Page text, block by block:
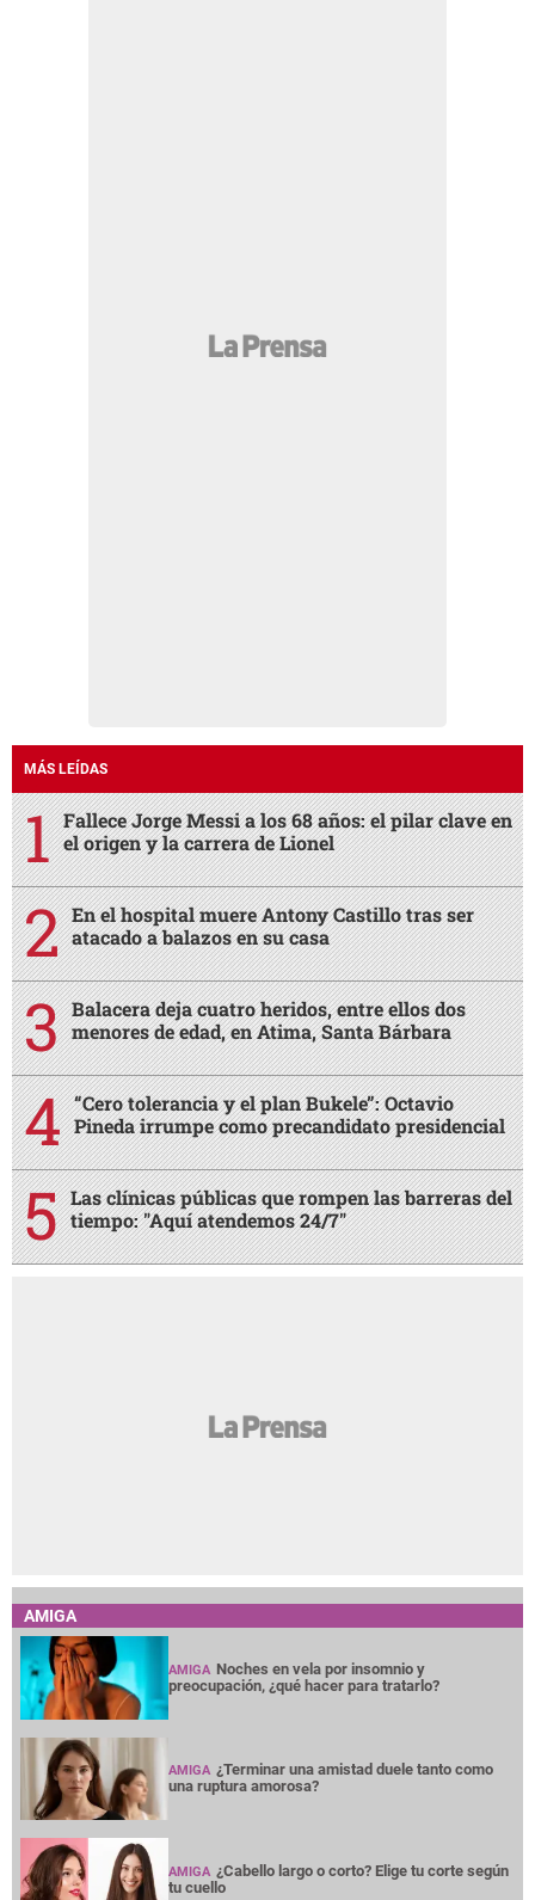
MÁS LEÍDAS
Fallece Jorge Messi a los 68 años: el pilar clave en
el origen y la carrera de Lionel
En el hospital muere Antony Castillo tras ser
atacado a balazos en su casa
Balacera deja cuatro heridos, entre ellos dos
menores de edad, en Atima, Santa Bárbara
“Cero tolerancia y el plan Bukele”: Octavio
Pineda irrumpe como precandidato presidencial
Las clínicas públicas que rompen las barreras del
tiempo: "Aquí atendemos 24/7"
AMIGA
AMIGA Noches en vela por insomnio y
preocupación, ¿qué hacer para tratarlo?
AMIGA ¿Terminar una amistad duele tanto como
una ruptura amorosa?
AMIGA ¿Cabello largo o corto? Elige tu corte según
tu cuello